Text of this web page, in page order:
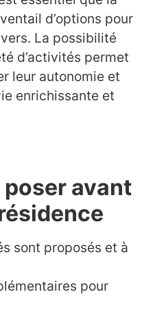
d’options pour
La possibilité
d’activités permet
leur autonomie et
enrichissante et
avant
sont proposés et à
pour